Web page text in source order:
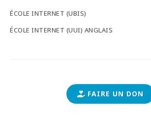
ÉCOLE INTERNET (UBIS)
ÉCOLE INTERNET (UUI) ANGLAIS
FAIRE UN DON